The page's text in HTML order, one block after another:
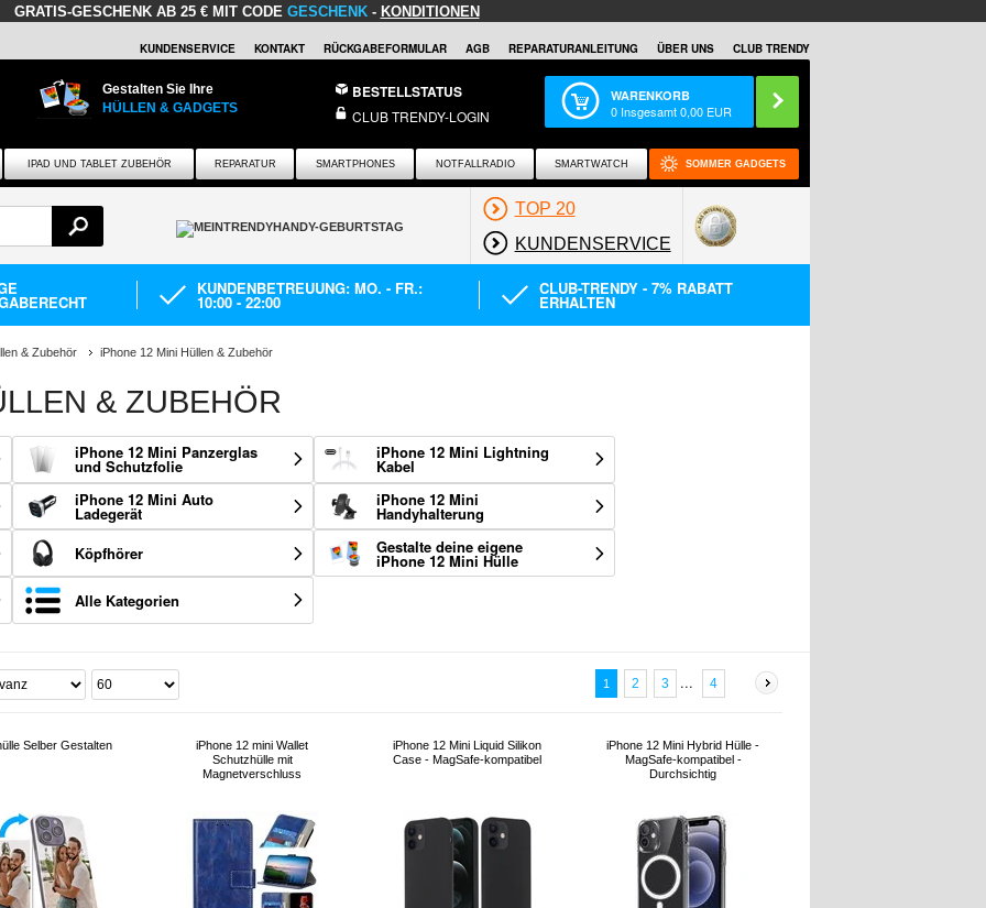
GRATIS-GESCHENK AB 25 € MIT CODE GESCHENK- KONDITIONEN
KUNDENSERVICE KONTAKT RÜCKGABEFORMULAR AGB REPARATURANLEITUNG ÜBER UNS CLUB TRENDY
Gestalten Sie Ihre
HÜLLEN & GADGETS
BESTELLSTATUS
CLUB TRENDY-LOGIN
WARENKORB
0 Insgesamt0,00 EUR
IPAD UND TABLET ZUBEHÖR REPARATUR SMARTPHONES NOTFALLRADIO SMARTWATCH SOMMER GADGETS
TOP 20
KUNDENSERVICE
KUNDENBETREUUNG: MO. - FR.:
10:00 - 22:00
CLUB-TRENDY - 7% RABATT
ERHALTEN
& Zubehör iPhone 12 Mini Hüllen & Zubehör
& ZUBEHÖR
iPhone 12 Mini Panzerglas
und Schutzfolie
iPhone 12 Mini Lightning
Kabel
iPhone 12 Mini Auto
Ladegerät
iPhone 12 Mini
Handyhalterung
Köpfhörer Gestalte deine eigene
iPhone 12 Mini Hülle
Alle Kategorien
1 2 3 ... 4
Selber Gestalten
iPhone 12 mini Wallet
Schutzhülle mit
Magnetverschluss
iPhone 12 Mini Liquid Silikon
Case - MagSafe-kompatibel
iPhone 12 Mini Hybrid Hülle -
MagSafe-kompatibel -
Durchsichtig